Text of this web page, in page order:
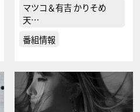
マツコ＆有吉 かりそめ
天…
番組情報